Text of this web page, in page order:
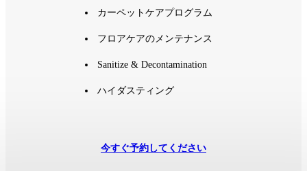
今すぐ予約してください
カーペットケアプログラム
フロアケアのメンテナンス
Sanitize & Decontamination
ハイダスティング